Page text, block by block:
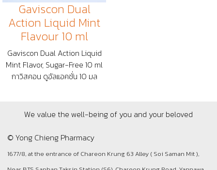
Gaviscon Dual
Action Liquid Mint
Flavour 10 ml
Gaviscon Dual Action Liquid
Mint Flavor, Sugar-Free 10 ml
กาวิสคอน ดูอัลแอคชั่น 10 มล
We value the well-being of you and your beloved
© Yong Chieng Pharmacy
1677/8, at the entrance of Chareon Krung 63 Alley ( Soi Saman Mit ),